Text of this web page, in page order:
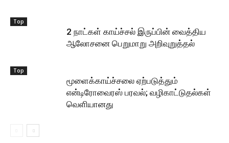
Top
2 நாட்கள் காய்ச்சல் இருப்பின் வைத்திய
ஆலோசனை பெறுமாறு அறிவுறுத்தல்
Top
மூளைக்காய்ச்சலை ஏற்படுத்தும்
என்டிரோவைரஸ் பரவல்; வழிகாட்டுதல்கள்
வெளியானது